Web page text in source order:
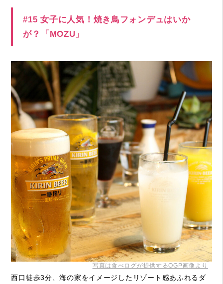
#15 女子に人気！焼き鳥フォンデュはいか
が？「MOZU」
写真は食べログが提供するOGP画像より
西口徒歩3分、海の家をイメージしたリゾート感あふれるダ